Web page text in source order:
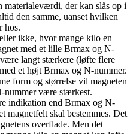
materialeværdi, der kan slås op i
den samme, uanset hvilken
hos.
ikke, hvor mange kilo en
med et lille Brmax og N-
langt stærkere (løfte flere
et højt Brmax og N-nummer.
form og størrelse vil magneten
nummer være stærkest.
indikation end Brmax og N-
magnetfelt skal bestemmes. Det
overflade. Men det